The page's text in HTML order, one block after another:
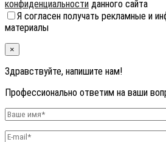
конфиденциальности данного сайта
Я согласен получать рекламные и
материалы
×
Здравствуйте, напишите нам!
Профессионально ответим на ваши